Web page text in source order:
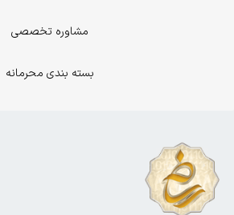
مشاوره تخصصی
بسته بندی محرمانه